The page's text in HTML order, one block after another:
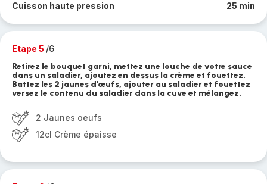
Cuisson haute pression 25 min
Etape 5 /6
Retirez le bouquet garni, mettez une louche de votre sauce
dans un saladier, ajoutez en dessus la crème et fouettez.
Battez les 2 jaunes d’œufs, ajouter au saladier et fouettez
versez le contenu du saladier dans la cuve et mélangez.
2 Jaunes oeufs
12cl Crème épaisse